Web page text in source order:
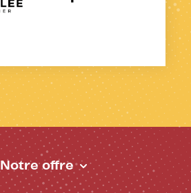
Pied de page - BIC
Notre offre